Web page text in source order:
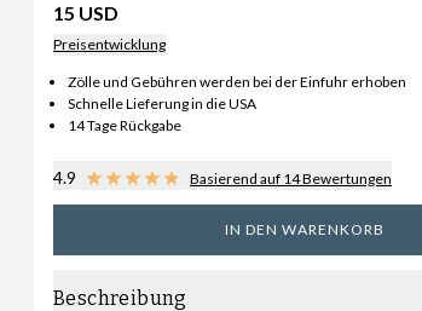
15 USD
Preisentwicklung
Zölle und Gebühren werden bei der Einfuhr erhoben
Schnelle Lieferung in die USA
14 Tage Rückgabe
4.9 Basierend auf 14 Bewertungen
IN DEN WARENKORB
Beschreibung